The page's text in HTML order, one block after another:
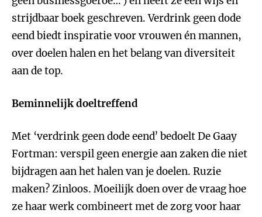
strijdbaar boek geschreven. Verdrink geen dode
eend biedt inspiratie voor vrouwen én mannen,
over doelen halen en het belang van diversiteit
aan de top.
Beminnelijk doeltreffend
Met ‘verdrink geen dode eend’ bedoelt De Gaay
Fortman: verspil geen energie aan zaken die niet
bijdragen aan het halen van je doelen. Ruzie
maken? Zinloos. Moeilijk doen over de vraag hoe
ze haar werk combineert met de zorg voor haar